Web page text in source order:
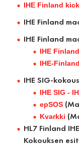
IHE Finland
IHE Finland
IHE Finland
IHE
IHE-
IHE SIG-
IHE SIG -
epSOS
Kvarkki
HL7 Finland
Kokouksen